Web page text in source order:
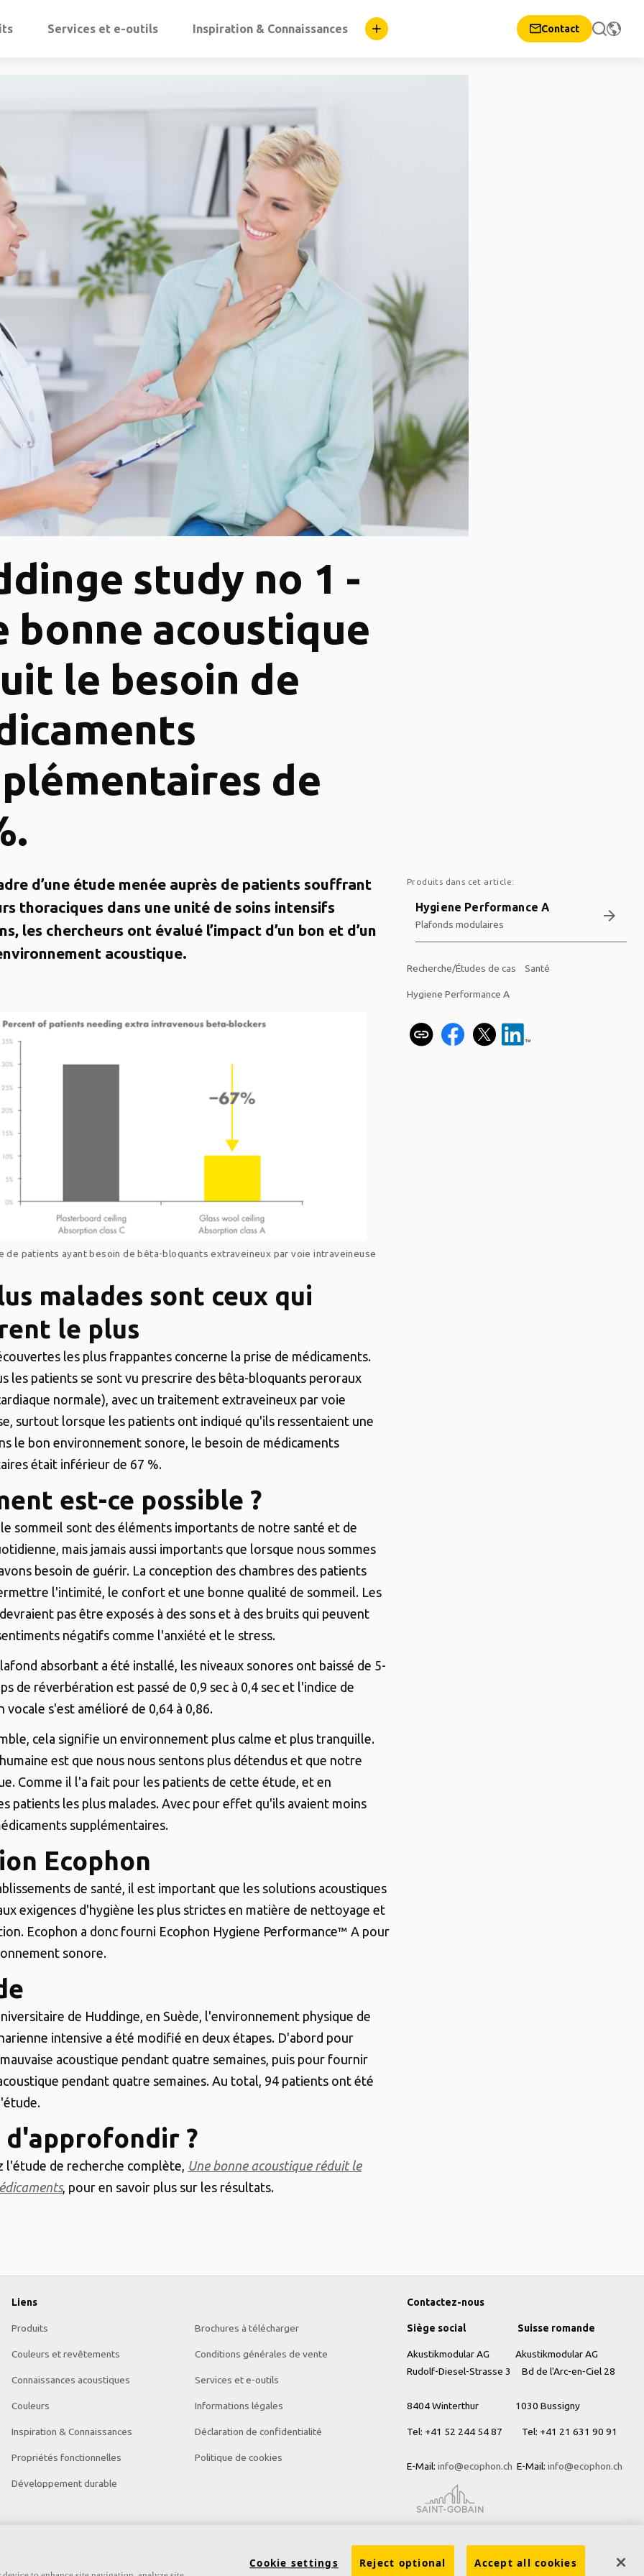
Services et e-outils Inspiration & Connaissances Contact
study no 1 -
bonne acoustique
le besoin de
de
d’une étude menée auprès de patients souffrant
thoraciques dans une unité de soins intensifs
les chercheurs ont évalué l’impact d’un bon et d’un
acoustique.
Produits dans cet article:
Hygiene Performance A
Plafonds modulaires arrow_forward
Recherche/Études de cas Santé
Hygiene Performance A
de patients ayant besoin de bêta-bloquants extraveineux par voie intraveineuse
malades sont ceux qui
le plus
les plus frappantes concerne la prise de médicaments.
les patients se sont vu prescrire des bêta-bloquants peroraux
normale), avec un traitement extraveineux par voie
surtout lorsque les patients ont indiqué qu'ils ressentaient une
le bon environnement sonore, le besoin de médicaments
était inférieur de 67 %.
est-ce possible ?
sommeil sont des éléments importants de notre santé et de
mais jamais aussi importants que lorsque nous sommes
besoin de guérir. La conception des chambres des patients
l'intimité, le confort et une bonne qualité de sommeil. Les
pas être exposés à des sons et à des bruits qui peuvent
négatifs comme l'anxiété et le stress.
absorbant a été installé, les niveaux sonores ont baissé de 5-
de réverbération est passé de 0,9 sec à 0,4 sec et l'indice de
vocale s'est amélioré de 0,64 à 0,86.
cela signifie un environnement plus calme et plus tranquille.
est que nous nous sentons plus détendus et que notre
Comme il l'a fait pour les patients de cette étude, et en
patients les plus malades. Avec pour effet qu'ils avaient moins
supplémentaires.
Ecophon
de santé, il est important que les solutions acoustiques
exigences d'hygiène les plus strictes en matière de nettoyage et
Ecophon a donc fourni Ecophon Hygiene Performance™ A pour
sonore.
de Huddinge, en Suède, l'environnement physique de
intensive a été modifié en deux étapes. D'abord pour
acoustique pendant quatre semaines, puis pour fournir
pendant quatre semaines. Au total, 94 patients ont été
d'approfondir ?
l'étude de recherche complète, Une bonne acoustique réduit le
, pour en savoir plus sur les résultats.
Liens
Produits
Couleurs et revêtements
Connaissances acoustiques
Couleurs
Inspiration & Connaissances
Propriétés fonctionnelles
Développement durable
Brochures à télécharger
Conditions générales de vente
Services et e-outils
Informations légales
Déclaration de confidentialité
Politique de cookies
Contactez-nous
Siège social Suisse romande
Akustikmodular AG Akustikmodular AG
Rudolf-Diesel-Strasse 3 Bd de l'Arc-en-Ciel 28
8404 Winterthur 1030 Bussigny
Tel: +41 52 244 54 87 Tel: +41 21 631 90 91
E-Mail: info@ecophon.ch E-Mail: info@ecophon.ch
Cookie settings Reject optional Accept all cookies